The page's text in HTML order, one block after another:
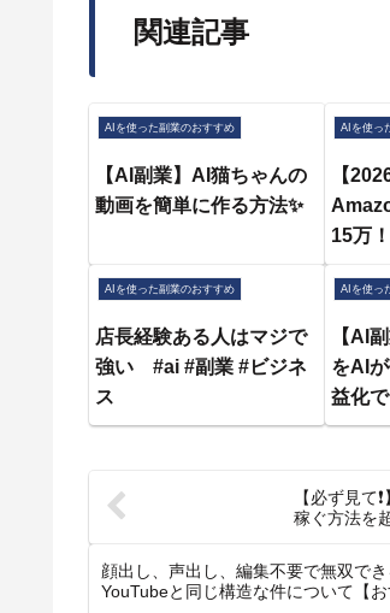
関連記事
AIを使った副業のおすすめ
【AI副業】AI猫ちゃんの
動画を簡単に作る方法✨
AIを使っ
【
15万
すす
に徹
ク】
AIを使った副業のおすすめ
店長経験ある人はマジで
強い #ai #副業 #ビジネ
ス
AIを使っ
【AI
をAI
益化
【在
【
【必ず見て
稼ぐ方法を
顔出し、声出し、編集不要で無双で
YouTubeと同じ構造な件について【